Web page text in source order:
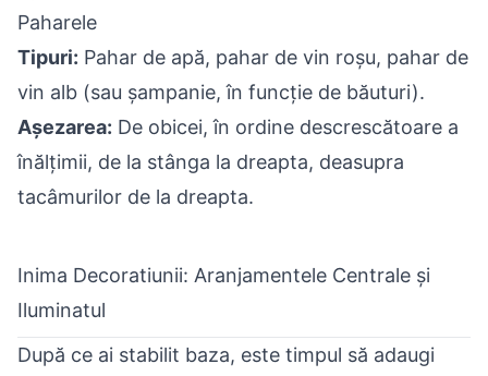
Paharele
Tipuri: Pahar de apă, pahar de vin roșu, pahar de
vin alb (sau șampanie, în funcție de băuturi).
Așezarea: De obicei, în ordine descrescătoare a
înălțimii, de la stânga la dreapta, deasupra
tacâmurilor de la dreapta.
Inima Decoratiunii: Aranjamentele Centrale și
Iluminatul
După ce ai stabilit baza, este timpul să adaugi